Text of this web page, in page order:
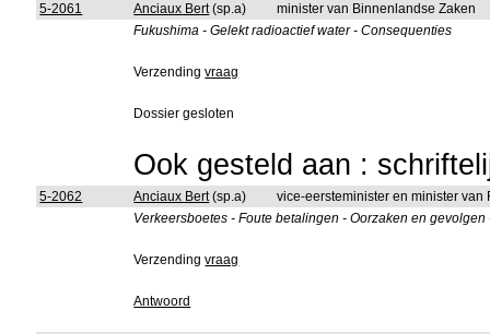
5-2061 Anciaux Bert(sp.a)
minister van Binnenlandse Zaken
Fukushima - Gelekt radioactief water - Consequenties
Verzendingvraag
Dossier gesloten
Ook gesteld aan :
5-2062 Anciaux Bert(sp.a)
vice-eersteminister en minister
Verkeersboetes - Foute betalingen - Oorzaken en
Verzendingvraag
Antwoord